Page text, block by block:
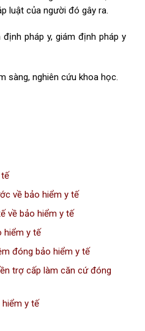
luật của người đó gây ra.
pháp y, giám định pháp y
sàng, nghiên cứu khoa học.
tế
về bảo hiểm y tế
về bảo hiểm y tế
hiểm y tế
đóng bảo hiểm y tế
trợ cấp làm căn cứ đóng
y tế